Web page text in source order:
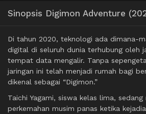
Sinopsis Digimon Adventure
Di tahun 2020, teknologi ada dimana-
digital di seluruh dunia terhubung oleh
tempat data mengalir. Tanpa
jaringan ini telah menjadi rumah bagi
dikenal sebagai “Digimon.”
Taichi Yagami, siswa kelas lima, sedang
perkemahan musim panas ketika